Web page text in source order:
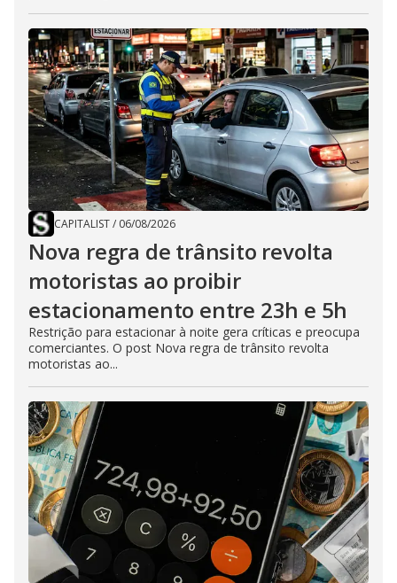
CAPITALIST/ 06/08/2026
Nova regra de trânsito revolta
motoristas ao proibir
estacionamento entre 23h e 5h
Restrição para estacionar à noite gera críticas e preocupa
comerciantes. O post Nova regra de trânsito revolta
motoristas ao...